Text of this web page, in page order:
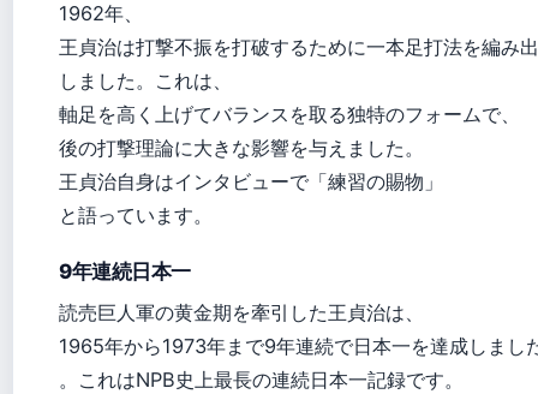
1962年、
王貞治は打撃不振を打破するために一本足打法を編み出
しました。これは、
軸足を高く上げてバランスを取る独特のフォームで、
後の打撃理論に大きな影響を与えました。
王貞治自身はインタビューで「練習の賜物」
と語っています。
9年連続日本一
読売巨人軍の黄金期を牽引した王貞治は、
1965年から1973年まで9年連続で日本一を達成しまし
。これはNPB史上最長の連続日本一記録です。